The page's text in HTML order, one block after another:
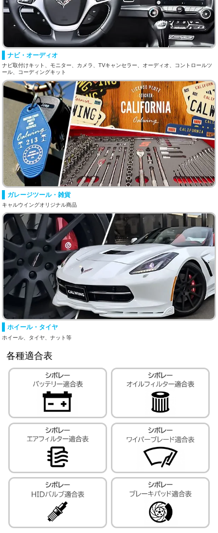
ナビ・オーディオ
ナビ取付けキット、モニター、カメラ、TVキャンセラー、オーディオ、コントロールツ
ール、コーディングキット
ガレージツール・雑貨
キャルウイングオリジナル商品
ホイール・タイヤ
ホイール、タイヤ、ナット等
各種適合表